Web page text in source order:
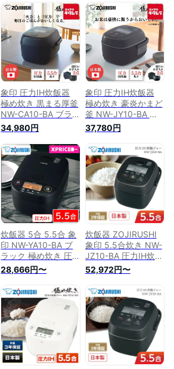
象印 圧力IH炊飯器
極め炊き 黒まる厚釜
NW-CA10-BA ブラ
ック [5.5合炊き]
ZOJIRUSHI 内釜3年
保証 ふっくら もち
もち 日本製 メーカ
ー保証対応 初期不良
対応 メーカー様お取
引あり 白米 玄米 新
生活 プレゼント ギ
フト 結婚祝い 出産
祝い
34,980円
象印 圧力IH炊飯器
極め炊き 豪炎かまど
釜 NW-JY10-BA ブ
ラック [5.5合炊き]
ZOJIRUSHI 内釜3年
保証 ふっくら もち
もち 日本製 メーカ
ー保証対応 初期不良
対応 メーカー様お取
引あり 白米 玄米 新
生活 プレゼント ギ
フト 結婚祝い 出産
祝い
37,780円
炊飯器 5合 5.5合 象
印 NW-YA10-BA ブ
ラック 極め炊き 圧
力IH 炊飯器 5合炊き
5.5合炊き 内釜3年保
証 ふっくら もちも
ち 日本製 メーカー
保証対応 初期不良対
応 エクプラ特選
【レビュー投稿でら
くらく米とぎスティ
ックプレゼント】
28,666円〜
炊飯器 ZOJIRUSHI
象印 5.5合炊き NW-
JZ10-BA 圧力IH炊飯
ジャー 極め炊き 内
釜3年保証 黒 ブラッ
ク ふっくら もちも
ち 日本製 純正品 メ
ーカー保証対応 初期
不良対応 メーカー様
お取引あり
52,972円〜